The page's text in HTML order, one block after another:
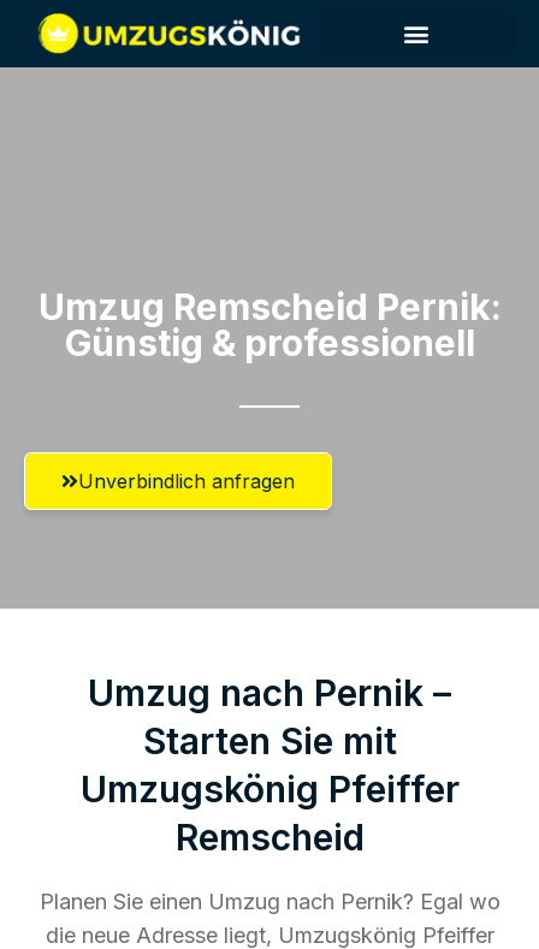
Umzug Remscheid​ Pernik:
Günstig & professionell​
Unverbindlich anfragen
Umzug nach Pernik –
Starten Sie mit
Umzugskönig Pfeiffer
Remscheid
Planen Sie einen Umzug nach Pernik? Egal wo
die neue Adresse liegt, Umzugskönig Pfeiffer